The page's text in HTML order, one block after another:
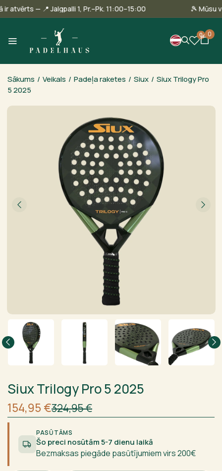
ir atvērts — 📍 Jalgpalli 1, Pr.–Pk. 11:00–15:00 🎾
0 0
Sākums / Veikals / Padeļa raketes / Siux / Siux Trilogy Pro
5 2025
Siux Trilogy Pro 5 2025
324,95€
Sākotnējā
cena
bija:324,95 €.
154,95 €
Current
price
is:154,95 €.PASŪTĀMS
Šo preci nosūtām 5-7 dienu laikā
Bezmaksas piegāde pasūtījumiem virs 200€